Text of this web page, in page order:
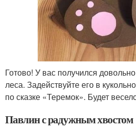
Готово! У вас получился
леса. Задействуйте его в
по сказке «Теремок». Будет
Павлин с радужным хвостом